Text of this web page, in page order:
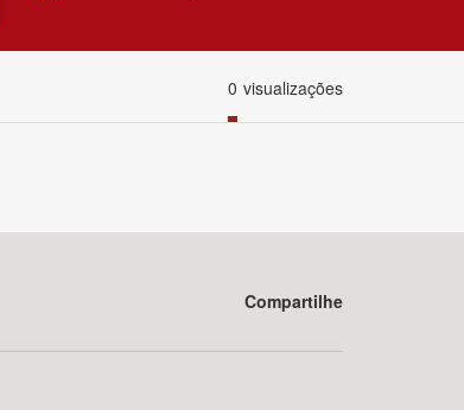
0 visualizações
Compartilhe